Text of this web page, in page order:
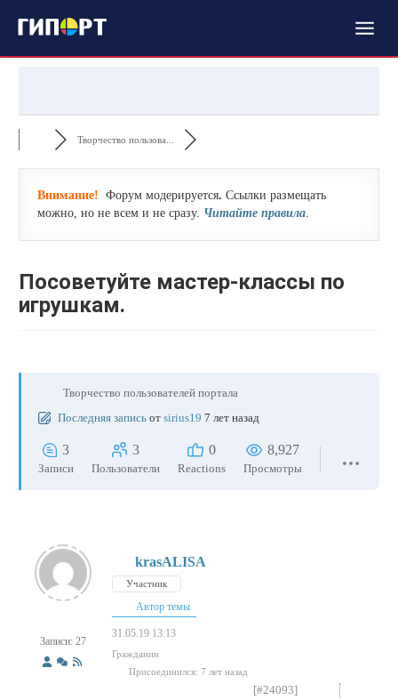
Творчество пользова...
Внимание! Форум модерируется. Ссылки размещать
можно, но не всем и не сразу. Читайте правила.
Посоветуйте мастер-классы по
игрушкам.
Творчество пользователей портала
Последняя запись от sirius19 7 лет назад
3
Записи
3
Пользователи
0
Reactions
8,927
Просмотры
Записи: 27
krasALISA
Участник
Автор темы
31.05.19 13:13
Гражданин
Присоединился: 7 лет назад
[#24093]